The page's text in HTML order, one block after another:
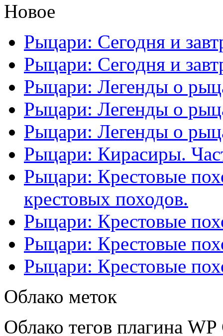
Новое
Рыцари: Сегодня и
Рыцари: Сегодня и
Рыцари: Легенды о
Рыцари: Легенды о
Рыцари: Легенды о
Рыцари: Кирасиры.
Рыцари: Крестовые
крестовых походов.
Рыцари: Крестовые
Рыцари: Крестовые
Рыцари: Крестовые
Облако меток
Облако тегов плагина